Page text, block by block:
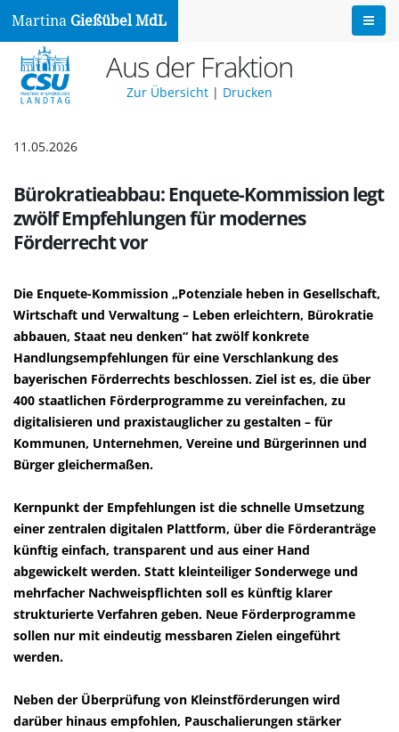
Martina Gießübel MdL
Aus der Fraktion
Zur Übersicht | Drucken
11.05.2026
Bürokratieabbau: Enquete-Kommission legt
zwölf Empfehlungen für modernes
Förderrecht vor
Die Enquete-Kommission „Potenziale heben in Gesellschaft,
Wirtschaft und Verwaltung – Leben erleichtern, Bürokratie
abbauen, Staat neu denken“ hat zwölf konkrete
Handlungsempfehlungen für eine Verschlankung des
bayerischen Förderrechts beschlossen. Ziel ist es, die über
400 staatlichen Förderprogramme zu vereinfachen, zu
digitalisieren und praxistauglicher zu gestalten – für
Kommunen, Unternehmen, Vereine und Bürgerinnen und
Bürger gleichermaßen.
Kernpunkt der Empfehlungen ist die schnelle Umsetzung
einer zentralen digitalen Plattform, über die Förderanträge
künftig einfach, transparent und aus einer Hand
abgewickelt werden. Statt kleinteiliger Sonderwege und
mehrfacher Nachweispflichten soll es künftig klarer
strukturierte Verfahren geben. Neue Förderprogramme
sollen nur mit eindeutig messbaren Zielen eingeführt
werden.
Neben der Überprüfung von Kleinstförderungen wird
darüber hinaus empfohlen, Pauschalierungen stärker